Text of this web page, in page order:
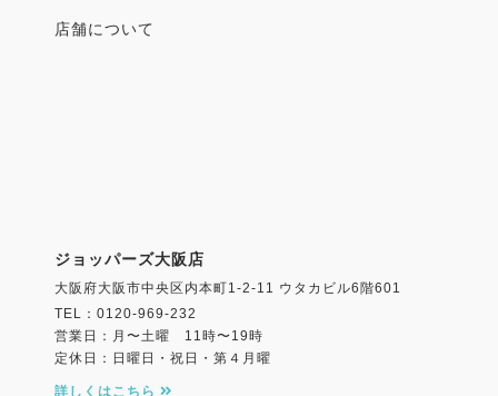
店舗について
ジョッパーズ大阪店
大阪府大阪市中央区内本町1-2-11 ウタカビル6階601
TEL：0120-969-232
営業日：月〜土曜 11時〜19時
定休日：日曜日・祝日・第４月曜
詳しくはこちら